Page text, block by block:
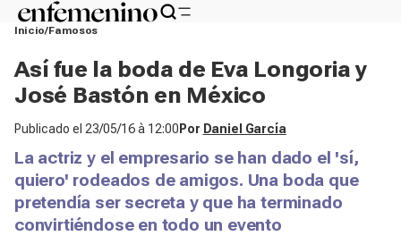
Inicio Famosos
Así fue la boda de Eva Longoria y
José Bastón en México
Publicado el 23/05/16 à 12:00 Por Daniel García
La actriz y el empresario se han dado el 'sí,
quiero' rodeados de amigos. Una boda que
pretendía ser secreta y que ha terminado
convirtiéndose en todo un evento